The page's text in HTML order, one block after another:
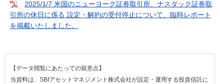
2025/1/7 米国のニューヨーク証券取引所、ナスダック証券取
引所の休日に係る 設定・解約の受付停止について、臨時レポート
を掲載いたしました。
【データ閲覧にあたっての留意点】
当資料は、SBIアセットマネジメント株式会社が設定・運用する投資信託に